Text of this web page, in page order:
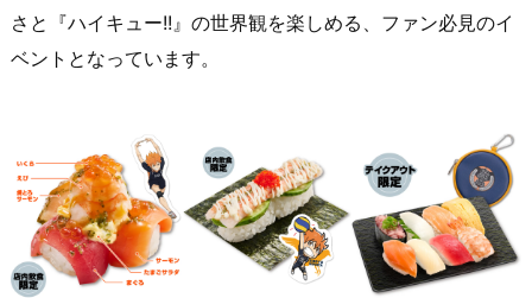
さと『ハイキュー!!』の世界観を楽しめる、ファン必見のイ
ベントとなっています。